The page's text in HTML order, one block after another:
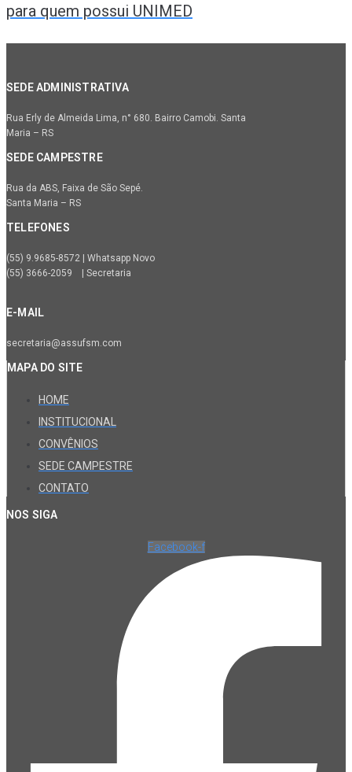
para quem possui UNIMED
SEDE ADMINISTRATIVA
Rua Erly de Almeida Lima, n° 680. Bairro Camobi. Santa
Maria – RS
SEDE CAMPESTRE
Rua da ABS, Faixa de São Sepé.
Santa Maria – RS
TELEFONES
(55) 9.9685-8572 | Whatsapp Novo
(55) 3666-2059 | Secretaria
E-MAIL
secretaria@assufsm.com
MAPA DO SITE
HOME
INSTITUCIONAL
CONVÊNIOS
SEDE CAMPESTRE
CONTATO
NOS SIGA
Facebook-f